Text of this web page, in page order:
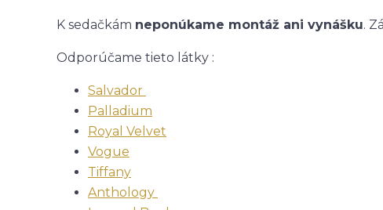
K sedačkám neponúkame montáž ani vynášku.
Odporúčame tieto látky :
Salvador
Palladium
Royal Velvet
Vogue
Tiffany
Anthology